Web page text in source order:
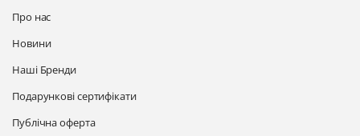
Про нас
Новини
Наші Бренди
Подарункові сертифікати
Публічна оферта